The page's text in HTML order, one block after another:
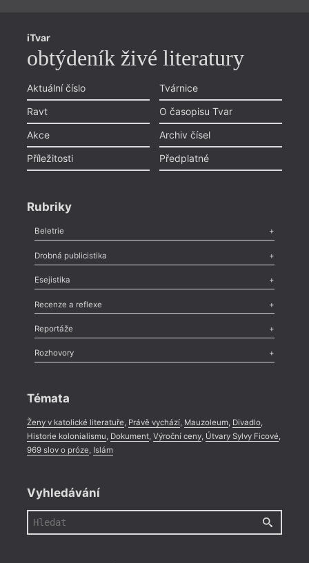
iTvar
obtýdeník živé literatury
Aktuální číslo
Ravt
Akce
Příležitosti
Tvárnice
O časopisu Tvar
Archiv čísel
Předplatné
Rubriky
Beletrie
Poezie,Próza,Dokumenty
Drobná publicistika
Odlesk
Nekrolog,Glosa,Sloupek,Pozvánka,Literární soutěž,
Esejistika
Esej , Pádlo,Úvaha
Recenze a reflexe
Recenze
Méně slov o próze,Celá rubrika
Reportáže
Literární zítřky
Celá rubrika
Rozhovory
Témata
Ženy v katolické literatuře, Právě vychází, Mauzoleum, Divadlo,
Historie kolonialismu, Dokument, Výroční ceny, Útvary Sylvy Ficové,
969 slov o próze, Islám
Vyhledávání